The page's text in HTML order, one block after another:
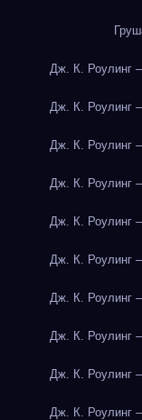
Дж. К. Роулинг
Дж. К. Роулинг
Дж. К. Роулинг
Дж. К. Роулинг
Дж. К. Роулинг
Дж. К. Роулинг
Дж. К. Роулинг
Дж. К. Роулинг
Дж. К. Роулинг
Дж. К. Роулинг